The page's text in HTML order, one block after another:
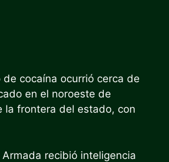
cocaína ocurrió cerca de
en el noroeste de
la frontera del estado, con
recibió inteligencia